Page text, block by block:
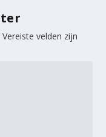
Vereiste velden zijn